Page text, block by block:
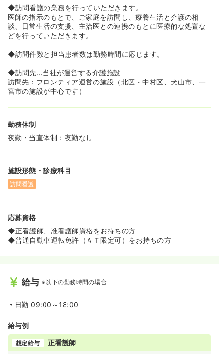
◆訪問看護の業務を行っていただきます。
医師の指示のもとで、ご家庭を訪問し、療養生活と介護の相
談、日常生活の支援、主治医との連携のもとに医療的な処置な
どを行っていただきます。
◆訪問件数と担当患者数は勤務時間に応じます。
◆訪問先…当社が運営する介護施設
訪問先：フロンティア運営の施設（北区・中村区、犬山市、一
宮市の施設が中心です）
勤務体制
夜勤・当直体制：夜勤なし
施設形態・診療科目
訪問看護
応募資格
◆正看護師、准看護師資格をお持ちの方
◆普通自動車運転免許（ＡＴ限定可）をお持ちの方
給与 ※以下の勤務時間の場合
日勤 09:00～18:00
給与例
想定給与 正看護師